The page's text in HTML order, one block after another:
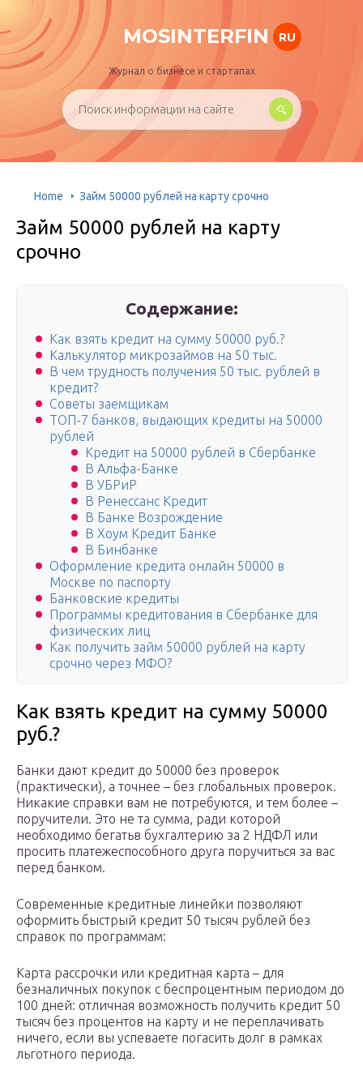
MOSINTERFIN RU
Журнал о бизнесе и стартапах
Home Займ 50000 рублей на карту срочно
Займ 50000 рублей на карту
срочно
Содержание:
Как взять кредит на сумму 50000 руб.?
Калькулятор микрозаймов на 50 тыс.
В чем трудность получения 50 тыс. рублей в
кредит?
Советы заемщикам
ТОП-7 банков, выдающих кредиты на 50000
рублей
Кредит на 50000 рублей в Сбербанке
В Альфа-Банке
В УБРиР
В Ренессанс Кредит
В Банке Возрождение
В Хоум Кредит Банке
В Бинбанке
Оформление кредита онлайн 50000 в
Москве по паспорту
Банковские кредиты
Программы кредитования в Сбербанке для
физических лиц
Как получить займ 50000 рублей на карту
срочно через МФО?
Как взять кредит на сумму 50000
руб.?
Банки дают кредит до 50000 без проверок
(практически), а точнее – без глобальных проверок.
Никакие справки вам не потребуются, и тем более –
поручители. Это не та сумма, ради которой
необходимо бегатьв бухгалтерию за 2 НДФЛ или
просить платежеспособного друга поручиться за вас
перед банком.
Современные кредитные линейки позволяют
оформить быстрый кредит 50 тысяч рублей без
справок по программам:
Карта рассрочки или кредитная карта – для
безналичных покупок с беспроцентным периодом до
100 дней: отличная возможность получить кредит 50
тысяч без процентов на карту и не переплачивать
ничего, если вы успеваете погасить долг в рамках
льготного периода.